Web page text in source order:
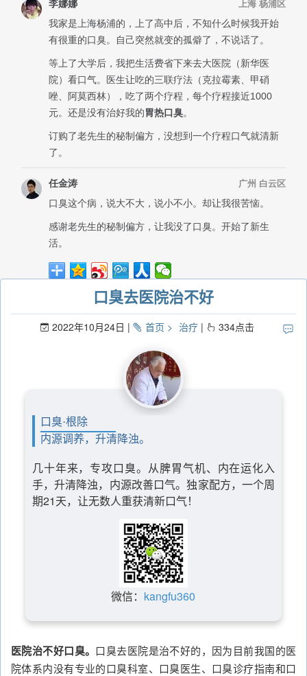
口臭去医院治不好
2022年10月24日 首页 治疗 334点击
口臭·根除
内源调养，升清降浊。
几十年来，专攻口臭。从脾胃气机、内在运化入
手，升清降浊，内源改善口气。独家配方，一个周
期21天，让无数人重获清新口气！
微信： kangfu360
医院治不好口臭。 口臭去医院是治不好的，因为目前我国的医
院体系内没有专业的口臭科室、口臭医生、口臭诊疗指南和口